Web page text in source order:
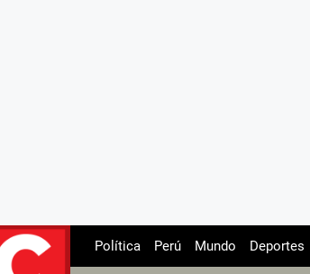
Política Perú Mundo Deportes